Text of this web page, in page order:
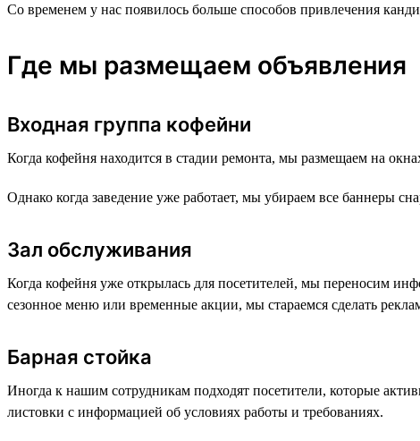
Со временем у нас появилось больше способов привлечения
Где мы размещаем объявления
Входная группа кофейни
Когда кофейня находится в стадии ремонта, мы размещаем на
Однако когда заведение уже работает, мы убираем все баннеры
Зал обслуживания
Когда кофейня уже открылась для посетителей, мы переносим
сезонное меню или временные акции, мы стараемся сделать
Барная стойка
Иногда к нашим сотрудникам подходят посетители, которые
листовки с информацией об условиях работы и требованиях.